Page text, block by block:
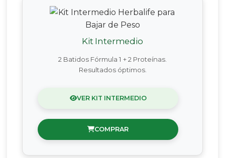
Kit Intermedio
2 Batidos Fórmula 1 + 2 Proteínas.
Resultados óptimos.
VER KIT INTERMEDIO
COMPRAR